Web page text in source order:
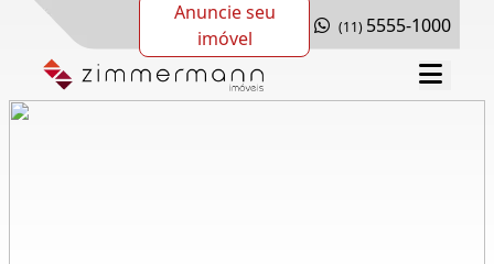
Anuncie seu
imóvel
(11) 5555-1000